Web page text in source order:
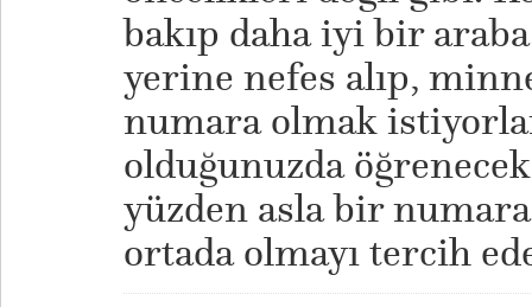
bakıp daha iyi bir
yerine nefes alıp,
numara olmak
olduğunuzda
yüzden asla bir
ortada olmayı tercih